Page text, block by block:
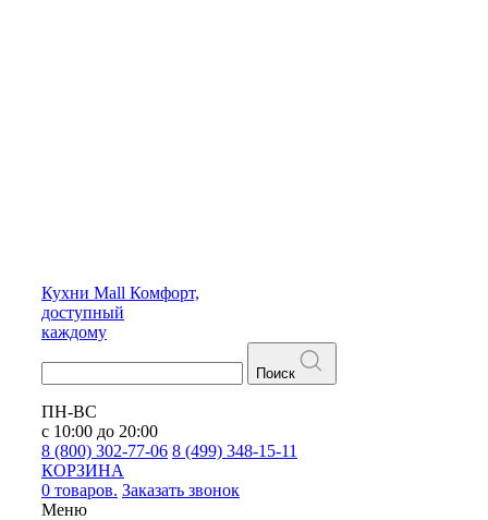
Кухни Mall Комфорт,
доступный
каждому
Поиск
ПН-ВС
с 10:00 до 20:00
8 (800) 302-77-06 8 (499) 348-15-11
КОРЗИНА
0 товаров. Заказать звонок
Меню